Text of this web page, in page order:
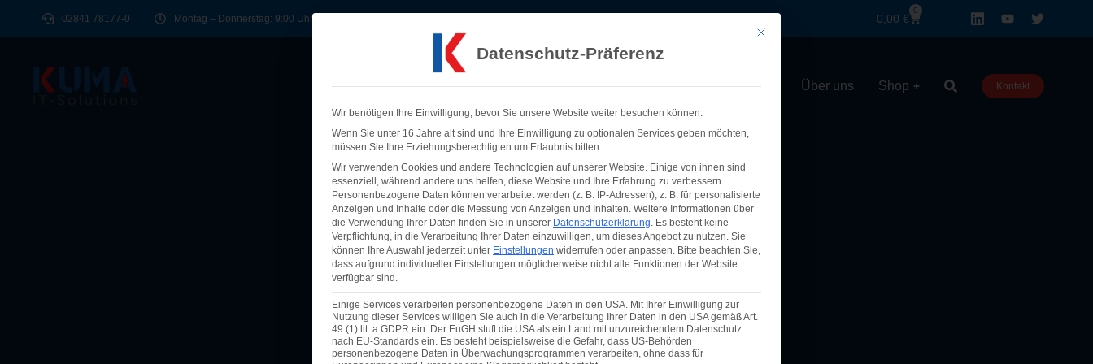
02841 78177-0 Montag – Donnerstag: 9:00 Uhr - 17:00 Uhr, Freitag: 9:00 Uhr - 14:00 Uhr 0,00 €
0
KUMA Services Showcase News Kooperationen Über uns Shop Kontakt
Mit diesem Button wird der Dialog geschlossen. Seine Funktionalität ist
Datenschutz-Präferenz
Wir benötigen Ihre Einwilligung, bevor Sie unsere Website weiter besuchen können.
Wenn Sie unter 16 Jahre alt sind und Ihre Einwilligung zu optionalen Services geben möchten,
müssen Sie Ihre Erziehungsberechtigten um Erlaubnis bitten.
Wir verwenden Cookies und andere Technologien auf unserer Website. Einige von ihnen sind
essenziell, während andere uns helfen, diese Website und Ihre Erfahrung zu verbessern.
Personenbezogene Daten können verarbeitet werden (z. B. IP-Adressen), z. B. für personalisierte
Anzeigen und Inhalte oder die Messung von Anzeigen und Inhalten. Weitere Informationen über
die Verwendung Ihrer Daten finden Sie in unserer Datenschutzerklärung. Es besteht keine
Verpflichtung, in die Verarbeitung Ihrer Daten einzuwilligen, um dieses Angebot zu nutzen. Sie
können Ihre Auswahl jederzeit unter Einstellungen widerrufen oder anpassen. Bitte beachten Sie,
dass aufgrund individueller Einstellungen möglicherweise nicht alle Funktionen der Website
verfügbar sind.
Einige Services verarbeiten personenbezogene Daten in den USA. Mit Ihrer Einwilligung zur
Nutzung dieser Services willigen Sie auch in die Verarbeitung Ihrer Daten in den USA gemäß Art.
49 (1) lit. a GDPR ein. Der EuGH stuft die USA als ein Land mit unzureichendem Datenschutz
nach EU-Standards ein. Es besteht beispielsweise die Gefahr, dass US-Behörden
personenbezogene Daten in Überwachungsprogrammen verarbeiten, ohne dass für